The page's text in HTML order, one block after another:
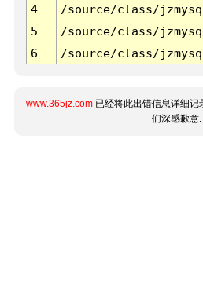
4
/source/class/
5
/source/class/
6
/source/class/
www.365jz.com 已经将此出错信息详细
们深感歉意.